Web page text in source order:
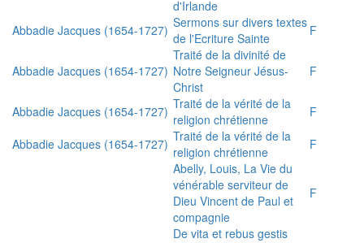
d'Irlande
Abbadie Jacques (1654-1727) Sermons sur divers textes
de l'Ecriture Sainte
F
Abbadie Jacques (1654-1727)
Traité de la divinité de
Notre Seigneur Jésus-
Christ
F
Abbadie Jacques (1654-1727) Traité de la vérité de la
religion chrétienne
F
Abbadie Jacques (1654-1727) Traité de la vérité de la
religion chrétienne
F
Abelly, Louis, La Vie du
vénérable serviteur de
Dieu Vincent de Paul et
compagnie
F
De vita et rebus gestis